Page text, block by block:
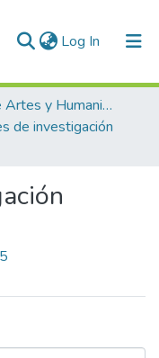
Log In (current)
Escuela de Artes y Humanidades
de investigación